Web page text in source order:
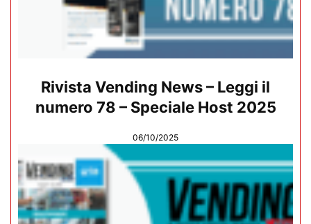
Rivista Vending News – Leggi il
numero 78 – Speciale Host 2025
06/10/2025